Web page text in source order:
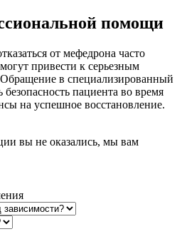
помощи
от мефедрона часто
привести к серьезным
в специализированный
безопасность пациента во время
на успешное восстановление.
вы не оказались, мы вам